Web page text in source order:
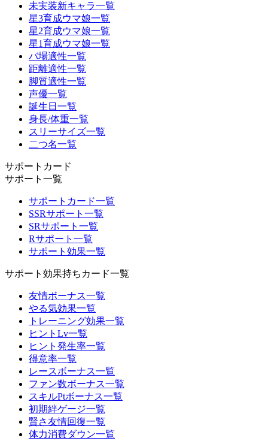
未実装新キャラ一覧
星3育成ウマ娘一覧
星2育成ウマ娘一覧
星1育成ウマ娘一覧
バ場適性一覧
距離適性一覧
脚質適性一覧
声優一覧
誕生日一覧
身長/体重一覧
スリーサイズ一覧
二つ名一覧
サポートカード
サポート一覧
サポートカード一覧
SSRサポート一覧
SRサポート一覧
Rサポート一覧
サポート効果一覧
サポート効果持ちカード一覧
友情ボーナス一覧
やる気効果一覧
トレーニング効果一覧
ヒントLv一覧
ヒント発生率一覧
得意率一覧
レースボーナス一覧
ファン数ボーナス一覧
スキルPtボーナス一覧
初期絆ゲージ一覧
賢さ友情回復一覧
体力消費ダウン一覧